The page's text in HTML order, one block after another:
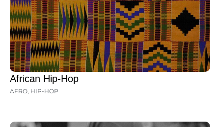
African Hip-Hop
AFRO, HIP-HOP